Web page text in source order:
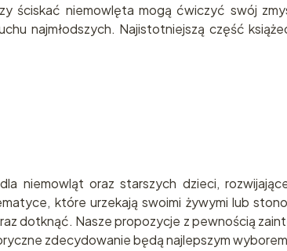
ściskać niemowlęta mogą ćwiczyć swój
najmłodszych. Najistotniejszą część
niemowląt oraz starszych dzieci,
które urzekają swoimi żywymi lub
dotknąć. Nasze propozycje z pewnością
zdecydowanie będą najlepszym